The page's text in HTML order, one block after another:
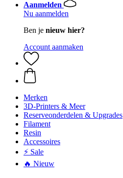
Aanmelden
Nu aanmelden
Ben je nieuw hier?
Account aanmaken
Merken
3D-Printers & Meer
Reserveonderdelen & Upgrades
Filament
Resin
Accessoires
⚡ Sale
🔥 Nieuw